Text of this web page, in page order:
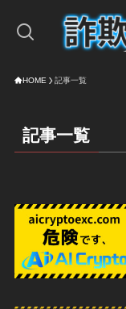
HOME 記事一覧
記事一覧